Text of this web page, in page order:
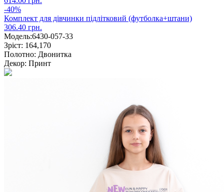
-40%
Комплект для дівчинки підлітковий (футболка+штани)
306.40 грн.
Модель:6430-057-33
Зріст: 164,170
Полотно: Двонитка
Декор: Принт